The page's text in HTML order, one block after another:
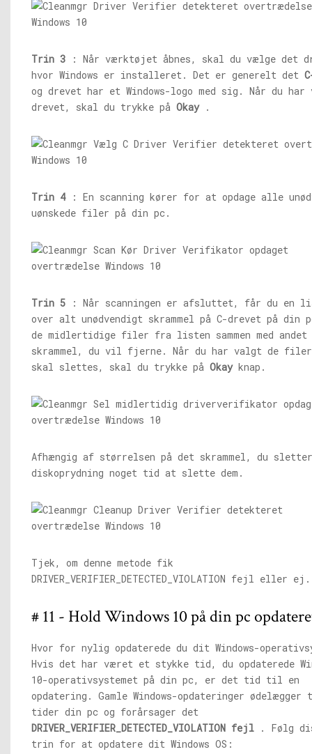
Trin 3 : Når værktøjet åbnes, skal du vælge det
hvor Windows er installeret. Det er generelt det
og drevet har et Windows-logo med sig. Når du har
drevet, skal du trykke på Okay.
Trin 4: En scanning kører for at opdage alle
uønskede filer på din pc.
Trin 5 : Når scanningen er afsluttet, får du en
over alt unødvendigt skrammel på C-drevet på din
de midlertidige filer fra listen sammen med andet
skrammel, du vil fjerne. Når du har valgt de
skal slettes, skal du trykke på Okayknap.
Afhængig af størrelsen på det skrammel, du
diskoprydning noget tid at slette dem.
Tjek, om denne metode fik
DRIVER_VERIFIER_DETECTED_VIOLATION fejl eller ej.
# 11 - Hold Windows 10 på din pc
Hvor for nylig opdaterede du dit Windows-
Hvis det har været et stykke tid, du opdaterede
10-operativsystemet på din pc, er det tid til en
opdatering. Gamle Windows-opdateringer
tider din pc og forårsager det
DRIVER_VERIFIER_DETECTED_VIOLATION fejl . Følg
trin for at opdatere dit Windows OS: